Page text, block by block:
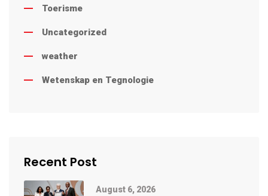
Toerisme
Uncategorized
weather
Wetenskap en Tegnologie
Recent Post
August 6, 2026